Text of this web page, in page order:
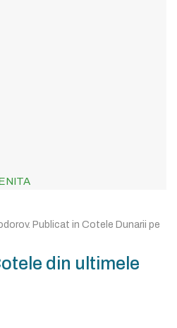
. Publicat in Cotele Dunarii pe
din ultimele